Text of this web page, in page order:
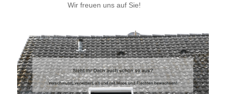
Wir freuen uns auf Sie!